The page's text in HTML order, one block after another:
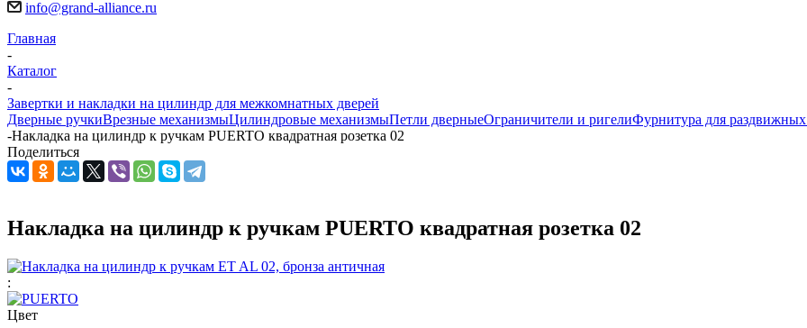
info@grand-alliance.ru
Главная
-
Каталог
-
Завертки и накладки на цилиндр для межкомнатных дверей
Дверные ручкиВрезные механизмыЦилиндровые механизмыПетли дверныеОграничители и ригелиФурнитура для раздвижных
-Накладка на цилиндр к ручкам PUERTO квадратная розетка 02
Поделиться
Накладка на цилиндр к ручкам PUERTO квадратная розетка 02
:
Цвет